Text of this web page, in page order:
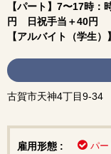
【パート】7〜17時
円 日祝手当＋40円
【アルバイト（学生
古賀市天神4丁目9-34
雇用形態 : パー